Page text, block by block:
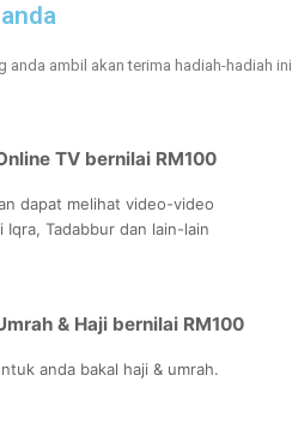
anda ambil akan terima hadiah-hadiah ini
TV bernilai RM100
dapat melihat video-video
Tadabbur dan lain-lain
& Haji bernilai RM100
anda bakal haji & umrah.